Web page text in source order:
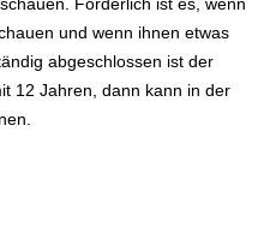
Förderlich ist es, wenn
und wenn ihnen etwas
abgeschlossen ist der
12 Jahren, dann kann in der